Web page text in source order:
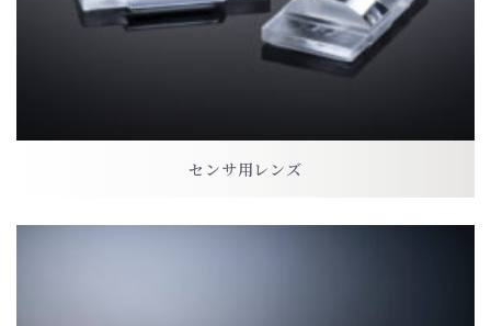
センサ用レンズ